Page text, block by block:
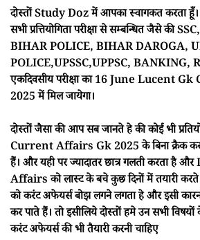
दोस्तों Study Doz में आपका स्वागकत करता
सभी प्रत्तियोगिता परीक्षा से सम्बन्धित जैसे की
BIHAR POLICE, BIHAR DAROGA,
POLICE,UPSSC,UPPSC, BANKING,
एकदिवसीय परीक्षा का 16 June Lucent
2025 में मिल जायेगा।
दोस्तों जैसा की आप सब जानते हे की कोई भी
Current Affairs Gk 2025 के बिना क्रैक
हैं। और यही पर ज्यादातर छात्र गलती करता है
Affairs को लास्ट के बचे कुछ दिनों में तयारी करते
को करंट अफेयर्स बोझ लगने लगता हे और इसी कारन
कर पाते हैं। तो इसीलिये दोस्तों हमे उन सभी
करंट अफेयर्स की भी तैयारी करनी चाहिए